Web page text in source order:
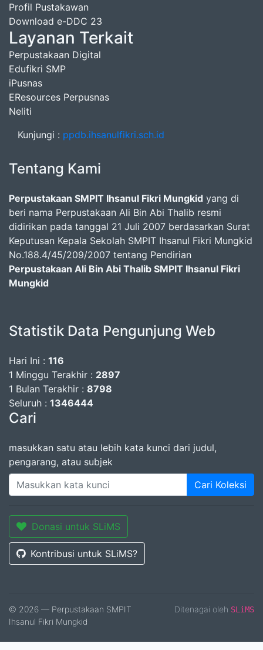
Profil Pustakawan
Download e-DDC 23
Layanan Terkait
Perpustakaan Digital
Edufikri SMP
iPusnas
EResources Perpusnas
Neliti
Kunjungi : ppdb.ihsanulfikri.sch.id
Tentang Kami
Perpustakaan SMPIT Ihsanul Fikri Mungkid yang di
beri nama Perpustakaan Ali Bin Abi Thalib resmi
didirikan pada tanggal 21 Juli 2007 berdasarkan Surat
Keputusan Kepala Sekolah SMPIT Ihsanul Fikri Mungkid
No.188.4/45/209/2007 tentang Pendirian
Perpustakaan Ali Bin Abi Thalib SMPIT Ihsanul Fikri
Mungkid
Statistik Data Pengunjung Web
Hari Ini : 116
1 Minggu Terakhir : 2897
1 Bulan Terakhir : 8798
Seluruh : 1346444
Cari
masukkan satu atau lebih kata kunci dari judul,
pengarang, atau subjek
Cari Koleksi
Donasi untuk SLiMS
Kontribusi untuk SLiMS?
© 2026 — Perpustakaan SMPIT
Ihsanul Fikri Mungkid
Ditenagai oleh SLiMS